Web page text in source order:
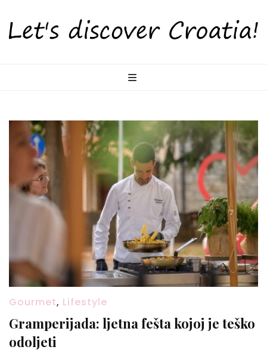
Gourmet, Lifestyle
Gramperijada: ljetna fešta kojoj je teško
odoljeti